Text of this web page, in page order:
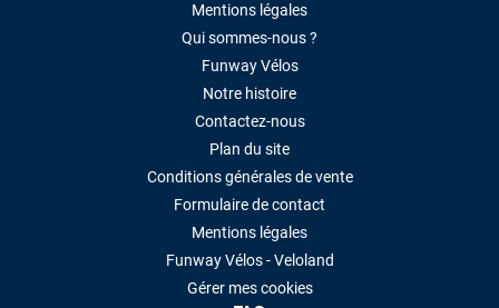
Mentions légales
Qui sommes-nous ?
Funway Vélos
Notre histoire
Contactez-nous
Plan du site
Conditions générales de vente
Formulaire de contact
Mentions légales
Funway Vélos - Veloland
Gérer mes cookies